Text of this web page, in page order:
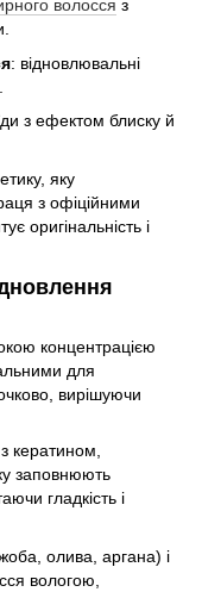
волосся з
: відновлювальні
з ефектом блиску й
яку
з офіційними
оригінальність і
концентрацією
для
вирішуючи
кератином,
заповнюють
гладкість і
олива, аргана) і
вологою,